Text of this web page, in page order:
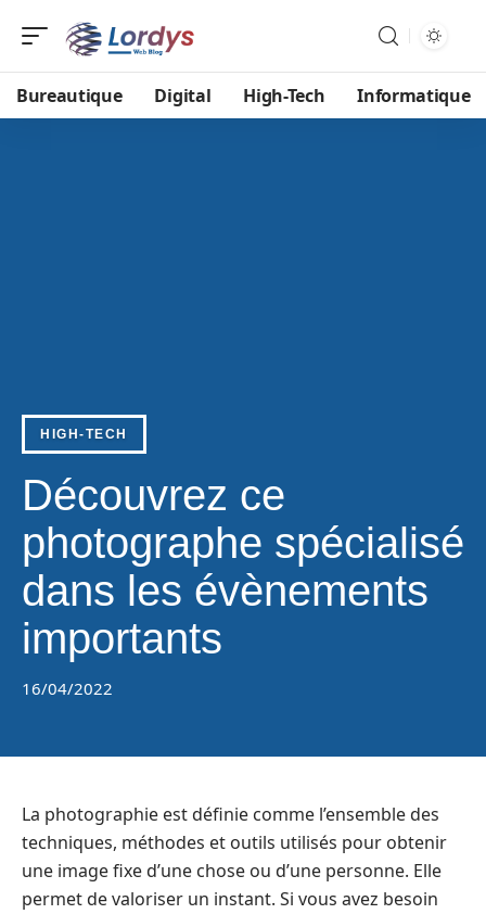
Bureautique Digital High-Tech Informatique
HIGH-TECH
Découvrez ce
photographe spécialisé
dans les évènements
importants
16/04/2022
La photographie est définie comme l’ensemble des
techniques, méthodes et outils utilisés pour obtenir
une image fixe d’une chose ou d’une personne. Elle
permet de valoriser un instant. Si vous avez besoin